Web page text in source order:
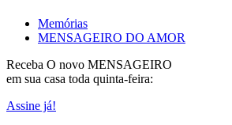
Memórias
MENSAGEIRO DO AMOR
Receba O novo MENSAGEIRO
em sua casa toda quinta-feira:
Assine já!